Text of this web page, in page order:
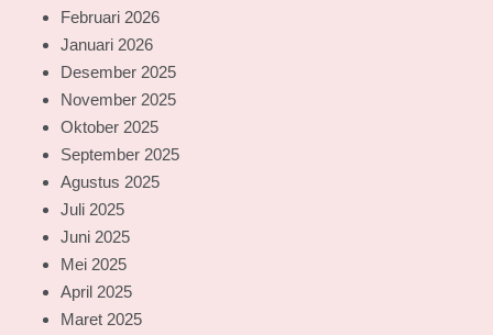
Februari 2026
Januari 2026
Desember 2025
November 2025
Oktober 2025
September 2025
Agustus 2025
Juli 2025
Juni 2025
Mei 2025
April 2025
Maret 2025